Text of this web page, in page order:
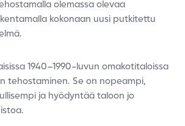
olemassa olevaa
kokonaan uusi putkitettu
1940–1990-luvun omakotitaloissa
tehostaminen. Se on nopeampi,
ja hyödyntää taloon jo